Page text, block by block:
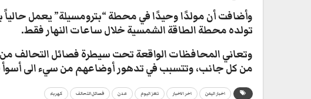
تولده محطة الطاقة الشمسية خلال ساعات النهار فقط.
وتعاني المحافظات الواقعة تحت سيطرة فصائل التحالف
من كل جانب، وتتسبب في تدهور أوضاعهم من سيء الى
اخبار اليمن اخر الاخبار تعز اليوم عدن فصائل التحالف كهرباء